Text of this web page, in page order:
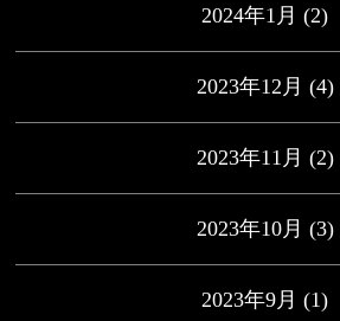
2024年1月 (2)
2023年12月 (4)
2023年11月 (2)
2023年10月 (3)
2023年9月 (1)